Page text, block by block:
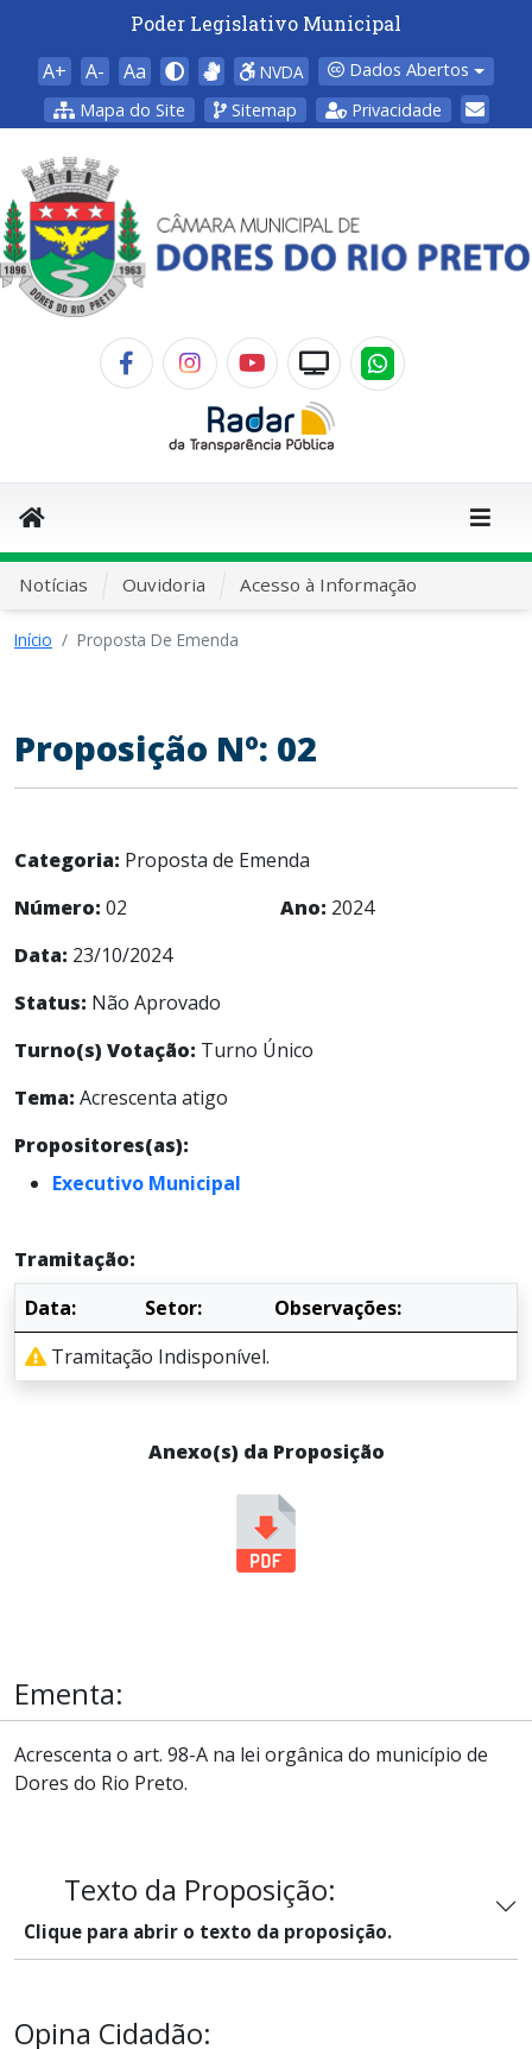
Poder Legislativo Municipal
A+ A- Aa NVDA
Dados Abertos
Mapa do Site
Sitemap Privacidade
Notícias Ouvidoria Acesso à Informação
Início Proposta De Emenda
Proposição Nº: 02
Categoria: Proposta de Emenda
Número: 02 Ano: 2024
Data: 23/10/2024
Status: Não Aprovado
Turno(s) Votação: Turno Único
Tema: Acrescenta atigo
Propositores(as):
Executivo Municipal
Tramitação:
Data:
Setor:
Observações:
Tramitação Indisponível.
Anexo(s) da Proposição
Ementa:
Acrescenta o art. 98-A na lei orgânica do município de
Dores do Rio Preto.
Texto da Proposição:
Clique para abrir o texto da proposição.
Opina Cidadão: